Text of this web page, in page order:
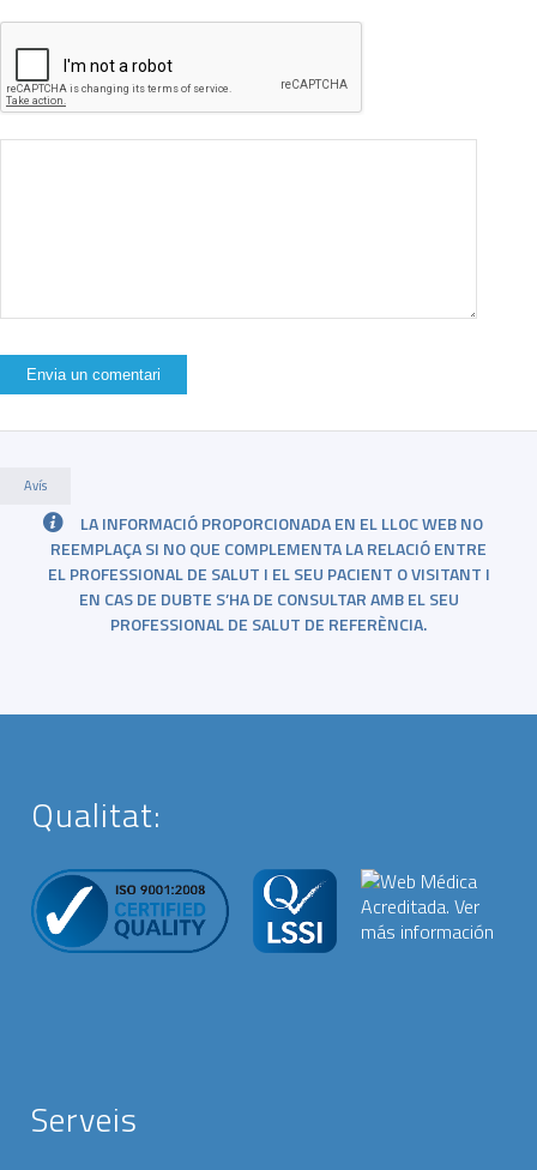
Avís
LA INFORMACIÓ PROPORCIONADA EN EL LLOC WEB NO
REEMPLAÇA SI NO QUE COMPLEMENTA LA RELACIÓ ENTRE
EL PROFESSIONAL DE SALUT I EL SEU PACIENT O VISITANT I
EN CAS DE DUBTE S’HA DE CONSULTAR AMB EL SEU
PROFESSIONAL DE SALUT DE REFERÈNCIA.
Qualitat:
Serveis